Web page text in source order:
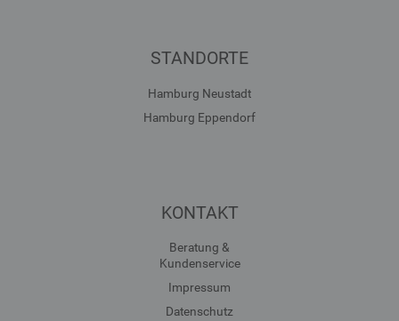
STANDORTE
Hamburg Neustadt
Hamburg Eppendorf
KONTAKT
Beratung &
Kundenservice
Impressum
Datenschutz